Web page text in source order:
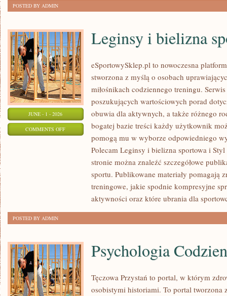
POSTED BY ADMIN
JUNE - 1 - 2026
COMMENTS OFFON
SPORTOWA
Leginsy i bielizna
eSportowySklep.pl to nowoczesna
stworzona z myślą o osobach
miłośnikach codziennego treningu.
poszukujących wartościowych porad
obuwia dla aktywnych, a także różnego
bogatej bazie treści każdy użytkownik
pomogą mu w wyborze odpowiedniego
Polecam Leginsy i bielizna sportowa i
stronie można znaleźć szczegółowe
sportu. Publikowane materiały pomagają
treningowe, jakie spodnie kompresyjne
aktywności oraz które ubrania dla
POSTED BY ADMIN
Psychologia
Tęczowa Przystań to portal, w którym
osobistymi historiami. To portal tworzona